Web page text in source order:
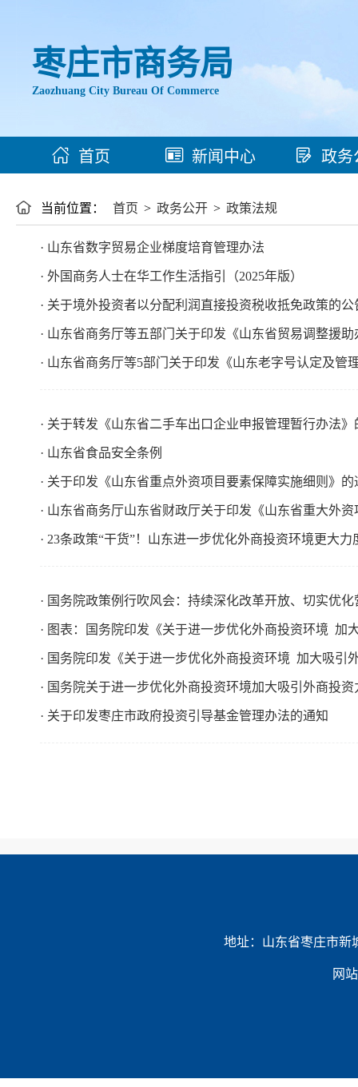
枣庄市商务局
Zaozhuang City Bureau Of Commerce
首页 新闻中心 政务
当前位置： 首页 > 政务公开 > 政策法规
· 山东省数字贸易企业梯度培育管理办法
· 外国商务人士在华工作生活指引（2025年版）
· 关于境外投资者以分配利润直接投资税收抵免政策的公
· 山东省商务厅等五部门关于印发《山东省贸易调整援
· 山东省商务厅等5部门关于印发《山东老字号认定及管
· 关于转发《山东省二手车出口企业申报管理暂行办法》
· 山东省食品安全条例
· 关于印发《山东省重点外资项目要素保障实施细则》的
· 山东省商务厅山东省财政厅关于印发《山东省重大外
· 23条政策“干货”！山东进一步优化外商投资环境更大
· 国务院政策例行吹风会：持续深化改革开放、切实优
· 图表：国务院印发《关于进一步优化外商投资环境 加
· 国务院印发《关于进一步优化外商投资环境 加大吸引
· 国务院关于进一步优化外商投资环境加大吸引外商投
· 关于印发枣庄市政府投资引导基金管理办法的通知
地址：山东省枣庄市新
网